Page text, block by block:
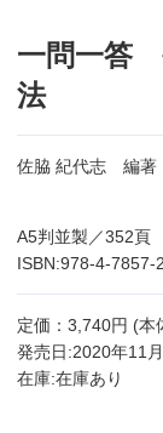
一問一答
法
佐脇 紀代志 編著
A5判並製／352頁
ISBN:978-4-7857-
定価：3,740円 (本
発売日:2020年11月
在庫:在庫あり